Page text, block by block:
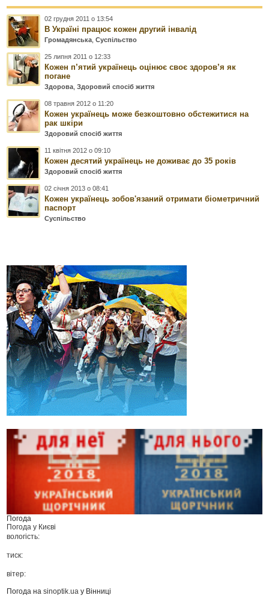
02 грудня 2011 о 13:54
В Україні працює кожен другий інвалід
Громадянська,Суспільство
25 липня 2011 о 12:33
Кожен п’ятий українець оцінює своє здоров’я як
погане
Здорова,Здоровий спосіб життя
08 травня 2012 о 11:20
Кожен українець може безкоштовно обстежитися на
рак шкіри
Здоровий спосіб життя
11 квітня 2012 о 09:10
Кожен десятий українець не доживає до 35 років
Здоровий спосіб життя
02 січня 2013 о 08:41
Кожен українець зобов'язаний отримати біометричний
паспорт
Суспільство
Погода
Погода у Києві
вологість:
тиск:
вітер:
Погода наsinoptik.ua у Вінниці